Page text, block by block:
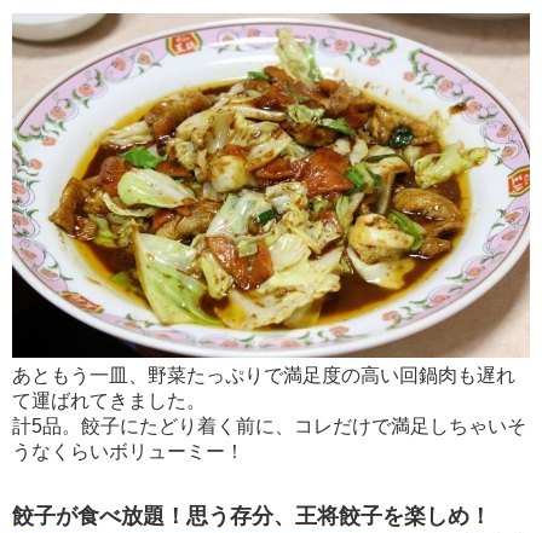
あともう一皿、野菜たっぷりで満足度の高い回鍋肉も遅れ
て運ばれてきました。
計5品。餃子にたどり着く前に、コレだけで満足しちゃいそ
うなくらいボリューミー！
餃子が食べ放題！思う存分、王将餃子を楽しめ！